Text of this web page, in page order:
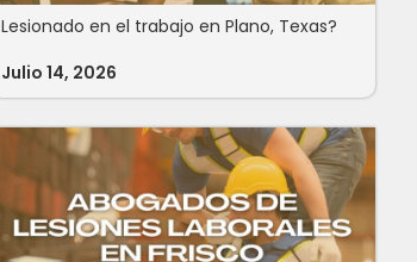
Lesionado en el trabajo en Plano, Texas?
Julio 14, 2026